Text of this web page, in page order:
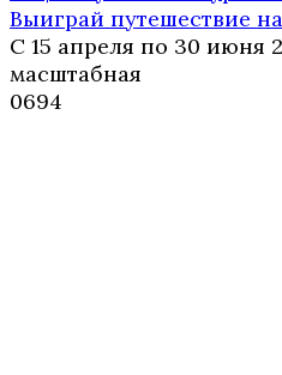
Выиграй путешествие
С 15 апреля по 30 июня
масштабная
0694